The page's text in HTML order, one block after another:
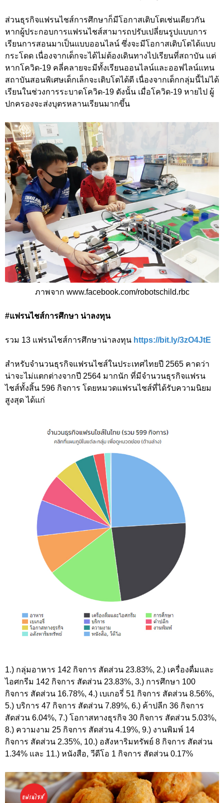
ส่วนธุรกิจแฟรนไชส์การศึกษาก็มีโอกาสเติบโตเช่นเดียวกัน
หากผู้ประกอบการแฟรนไชส์สามารถปรับเปลี่ยนรูปแบบการ
เรียนการสอนมาเป็นแบบออนไลน์ ซึ่งจะมีโอกาสเติบโตได้แบบ
กระโดด เนื่องจากเด็กจะได้ไม่ต้องเดินทางไปเรียนที่สถาบัน แต่
หากโควิด-19 คลี่คลายจะมีทั้งเรียนออนไลน์และออฟไลน์แทน
สถาบันสอนพิเศษเด็กเล็กจะเติบโตได้ดี เนื่องจากเด็กกลุ่มนี้ไม่ได้
เรียนในช่วงการระบาดโควิด-19 ดังนั้น เมื่อโควิด-19 หายไป ผู้
ปกครองจะส่งบุตรหลานเรียนมากขึ้น
ภาพจาก www.facebook.com/robotschild.rbc
#แฟรนไชส์การศึกษา น่าลงทุน
รวม 13 แฟรนไชส์การศึกษาน่าลงทุน https://bit.ly/3zO4JtE
สำหรับจำนวนธุรกิจแฟรนไชส์ในประเทศไทยปี 2565 คาดว่า
น่าจะไม่แตกต่างจากปี 2564 มากนัก ที่มีจำนวนธุรกิจแฟรน
ไชส์ทั้งสิ้น 596 กิจการ โดยหมวดแฟรนไชส์ที่ได้รับความนิยม
สูงสุด ได้แก่
1.) กลุ่มอาหาร 142 กิจการ สัดส่วน 23.83%, 2.) เครื่องดื่มและ
ไอศกรีม 142 กิจการ สัดส่วน 23.83%, 3.) การศึกษา 100
กิจการ สัดส่วน 16.78%, 4.) เบเกอรี่ 51 กิจการ สัดส่วน 8.56%,
5.) บริการ 47 กิจการ สัดส่วน 7.89%, 6.) ค้าปลีก 36 กิจการ
สัดส่วน 6.04%, 7.) โอกาสทางธุรกิจ 30 กิจการ สัดส่วน 5.03%,
8.) ความงาม 25 กิจการ สัดส่วน 4.19%, 9.) งานพิมพ์ 14
กิจการ สัดส่วน 2.35%, 10.) อสังหาริมทรัพย์ 8 กิจการ สัดส่วน
1.34% และ 11.) หนังสือ, วีดีโอ 1 กิจการ สัดส่วน 0.17%